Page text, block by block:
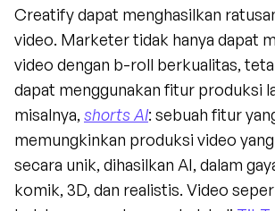
Creatify dapat menghasilkan
video. Marketer tidak hanya dapat
video dengan b-roll berkualitas,
dapat menggunakan fitur produksi
misalnya, shorts AI: sebuah fitur
memungkinkan produksi video
secara unik, dihasilkan AI, dalam
komik, 3D, dan realistis. Video